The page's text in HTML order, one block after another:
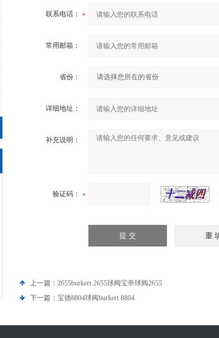
联系电话：
常用邮箱：
省份：
详细地址：
补充说明：
验证码：
上一篇： 2655burkert 2655球阀宝帝球阀2655
下一篇： 宝德8804球阀burkert 8804